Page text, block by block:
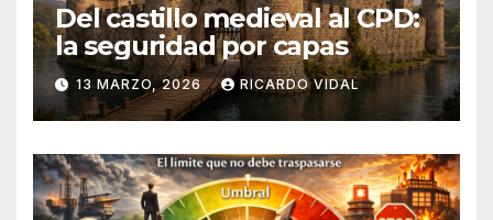
Del castillo medieval al CPD:
la seguridad por capas
13 MARZO, 2026 RICARDO VIDAL